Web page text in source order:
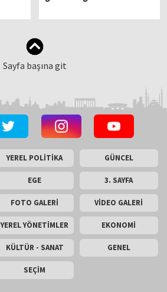
Sayfa başına git
YEREL POLİTİKA GÜNCEL
EGE 3. SAYFA
FOTO GALERİ VİDEO GALERİ
YEREL YÖNETİMLER EKONOMİ
KÜLTÜR - SANAT GENEL
SEÇİM